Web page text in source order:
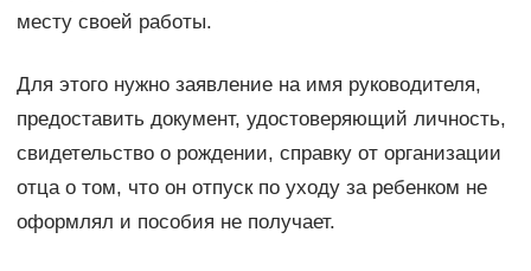
месту своей работы.
Для этого нужно заявление на имя руководителя,
предоставить документ, удостоверяющий личность,
свидетельство о рождении, справку от организации
отца о том, что он отпуск по уходу за ребенком не
оформлял и пособия не получает.